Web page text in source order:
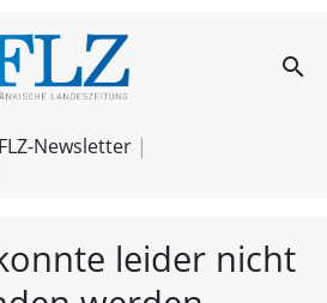
FLZ – search
FLZ-Newsletter
leider nicht